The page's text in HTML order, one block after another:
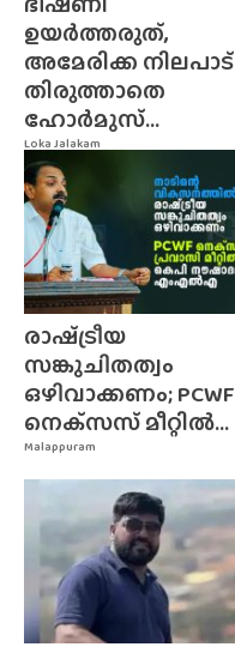
Loka Jalakam
ഉയർത്തരുത്,
അമേരിക്ക നിലപാട്
തിരുത്താതെ
ഹോർമുസ്...
Malappuram
രാഷ്‌ട്രീയ
സങ്കുചിതത്വം
ഒഴിവാക്കണം; PCWF
നെക്‌സസ്‌ മീറ്റിൽ...